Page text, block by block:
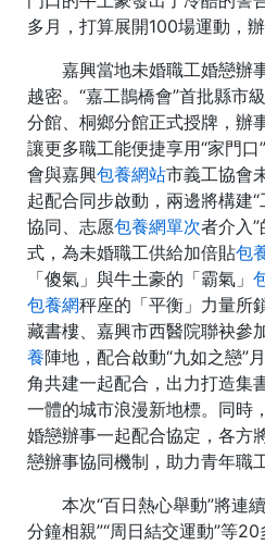
多月，打算展開100場運動，
嘉興當地未婚職工婚戀辦
越密。“嘉工鵲橋會”首批縣
分館、桐鄉分館正式授牌，辦
讓更多職工能便捷享用“家門
會與嘉興包養網站市義工協會
起配合同步啟動，兩邊將構建“
協同、志愿包養網單次者介入
式，為未婚職工供給加倍貼包
「傻氣」與牛土豪的「霸氣」
包養網秤座的「平衡」力量所
藏書樓、嘉興市西醫院聯袂參
養陣地，配合啟動“九如之戀”
角共建一起配合，出力打造集
一體的城市浪漫新地標。同時
婚戀辦事一起配合協定，各方
戀辦事協同機制，助力青年職
本次“百日熱心舉動”將連
分鐘相親”“周日結交運動”等